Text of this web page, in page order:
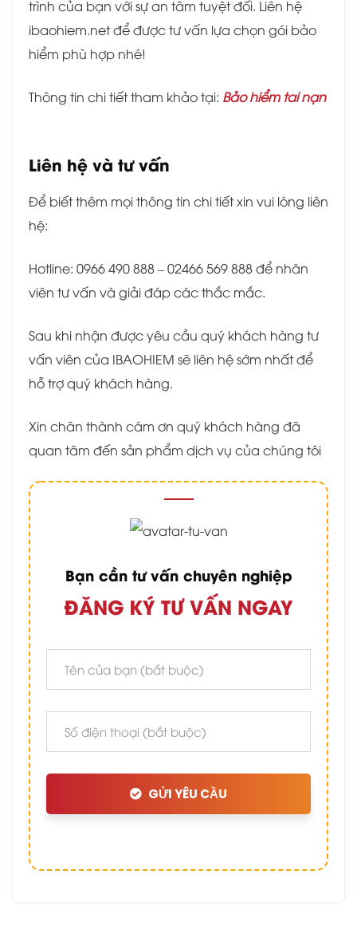
trình của bạn với sự an tâm tuyệt đối. Liên hệ
ibaohiem.net để được tư vấn lựa chọn gói bảo
hiểm phù hợp nhé!
Thông tin chi tiết tham khảo tại: Bảo hiểm tai nạn
Liên hệ và tư vấn
Để biết thêm mọi thông tin chi tiết xin vui lòng liên
hệ:
Hotline: 0966 490 888 – 02466 569 888 để nhân
viên tư vấn và giải đáp các thắc mắc.
Sau khi nhận được yêu cầu quý khách hàng tư
vấn viên của IBAOHIEM sẽ liên hệ sớm nhất để
hỗ trợ quý khách hàng.
Xin chân thành cám ơn quý khách hàng đã
quan tâm đến sản phẩm dịch vụ của chúng tôi
Bạn cần tư vấn chuyên nghiệp
ĐĂNG KÝ TƯ VẤN NGAY
GỬI YÊU CẦU